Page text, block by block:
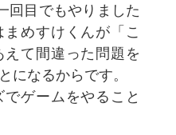
回目でもやりました
めすけくんが「こ
て間違った問題を
になるからです。
ゲームをやること